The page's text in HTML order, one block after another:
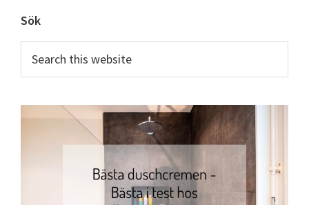
Primary
Sidebar
Sök
this
website